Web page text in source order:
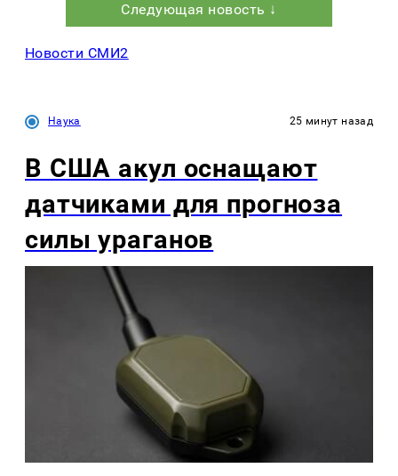
Следующая новость ↓
Новости СМИ2
Наука 25 минут назад
В США акул оснащают
датчиками для прогноза
силы ураганов